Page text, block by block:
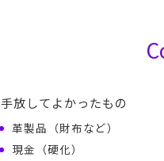
手放してよかったもの
革製品（財布など）
現金（硬化）